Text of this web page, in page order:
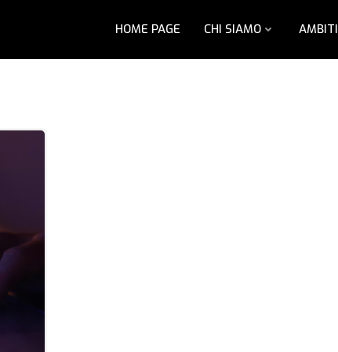
HOME PAGE CHI SIAMO AMBITI